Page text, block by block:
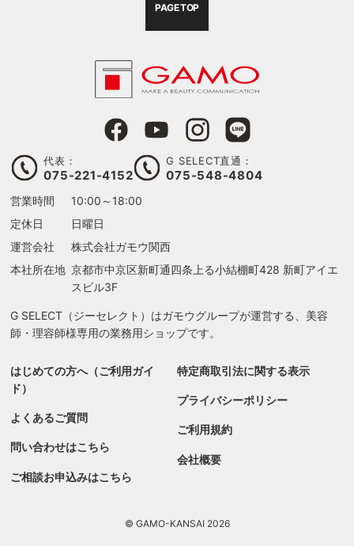
PAGE TOP
代表：
075-221-4152
G SELECT直通：
075-548-4804
営業時間
10:00～18:00
定休日
日曜日
運営会社
株式会社ガモウ関西
本社所在地 京都市中京区新町通四条上る小結棚町428 新町アイエ
スビル3F
G SELECT（ジーセレクト）はガモウグループが運営する、美容
師・理容師様専用の業務用ショップです。
はじめての方へ（ご利用ガイ
ド）
よくあるご質問
問い合わせはこちら
ご相談お申込みはこちら
特定商取引法に関する表示
プライバシーポリシー
ご利用規約
会社概要
© GAMO-KANSAI 2026